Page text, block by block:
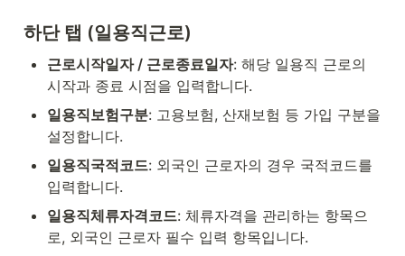
하단 탭 (일용직근로)
근로시작일자 / 근로종료일자: 해당 일용직 근로의
시작과 종료 시점을 입력합니다.
일용직보험구분: 고용보험, 산재보험 등 가입 구분을
설정합니다.
일용직국적코드: 외국인 근로자의 경우 국적코드를
입력합니다.
일용직체류자격코드: 체류자격을 관리하는 항목으
로, 외국인 근로자 필수 입력 항목입니다.